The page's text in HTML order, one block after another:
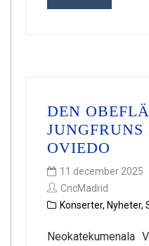
DEN
OVIEDO
11 december 2025
CncMadrid
Konserter, Nyheter,
Neokatekumenala